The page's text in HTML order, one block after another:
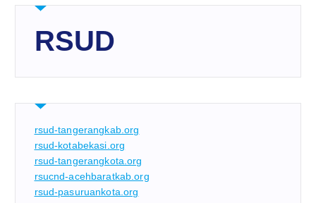
RSUD
rsud-tangerangkab.org
rsud-kotabekasi.org
rsud-tangerangkota.org
rsucnd-acehbaratkab.org
rsud-pasuruankota.org